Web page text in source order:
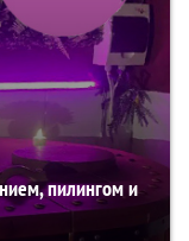
пилингом и